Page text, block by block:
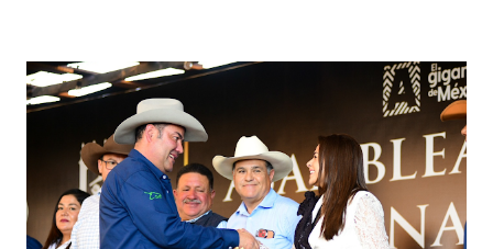
Corazón Urbano y el Municipio capital. Leo Montañez
informó que en este programa se usarán cerca de 90 mil
metros cuadrados de pintura, para dar inicio en la calle
Nieto, entre Jesús F. Elizondo y la calle 22 de Octubre, con
lo que se aplicará pintura en 66 casas. Posteriormente se
llevará este programa a Villas de Nuestra Señora de la